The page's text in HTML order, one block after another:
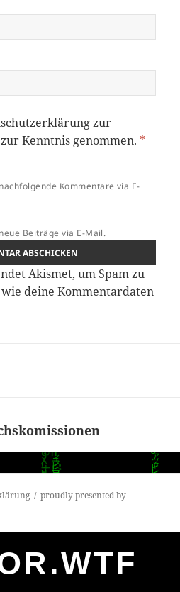
zur
Kenntnis genommen. *
Kommentare via E-
Beiträge via E-Mail.
Akismet, um Spam zu
deine Kommentardaten
proudly presented by